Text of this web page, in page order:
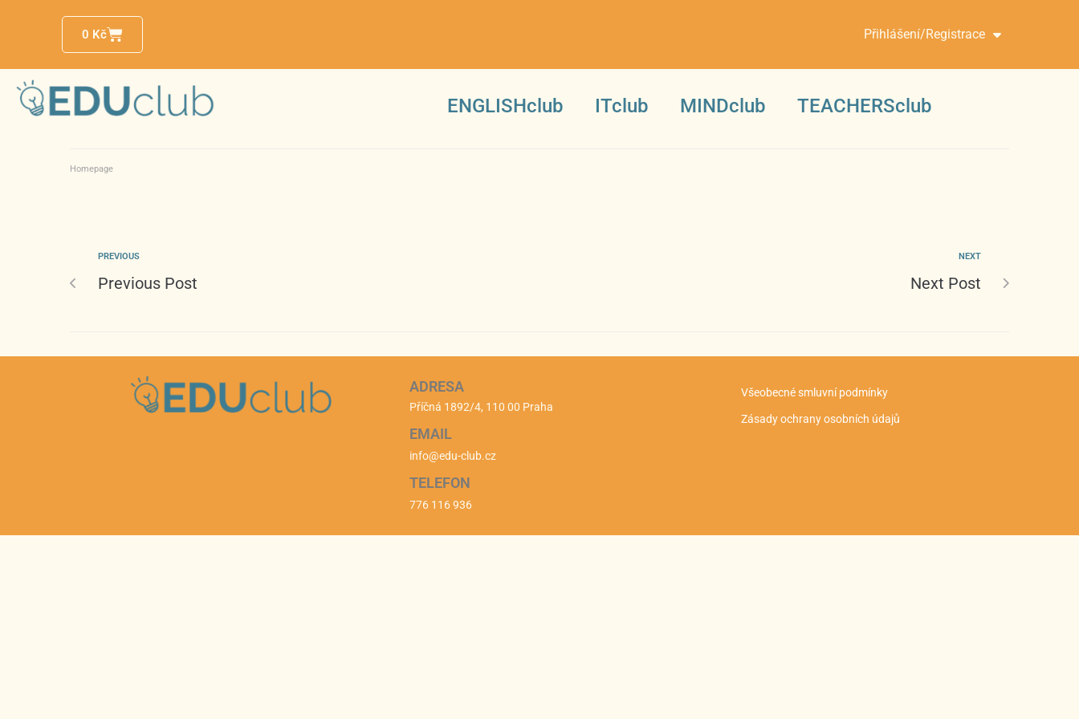
0 Kč Přihlášení/Registrace
ENGLISHclub ITclub MINDclub TEACHERSclub
Homepage
PREVIOUS
Previous Post
NEXT
Next Post
ADRESA
Příčná 1892/4, 110 00 Praha
EMAIL
info@edu-club.cz
TELEFON
776 116 936
Všeobecné smluvní podmínky
Zásady ochrany osobních údajů